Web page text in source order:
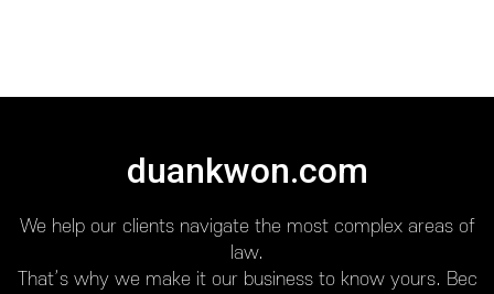
duankwon.com
We help our clients navigate the most complex areas of
law.
That’s why we make it our business to know yours. Bec